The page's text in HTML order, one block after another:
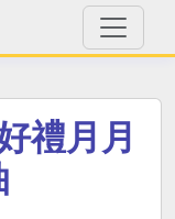
禮月月